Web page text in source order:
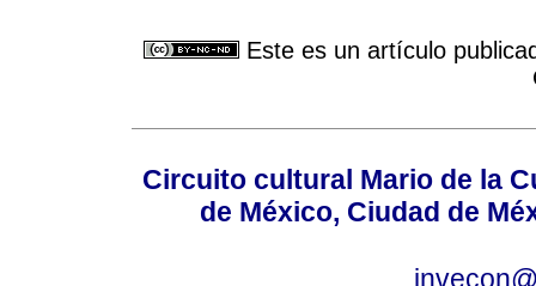
Este es un artículo
Circuito cultural Mario de la
de México, Ciudad de